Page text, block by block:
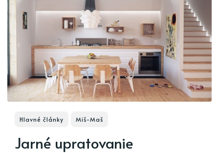
Hlavné články Miš-Maš
Jarné upratovanie